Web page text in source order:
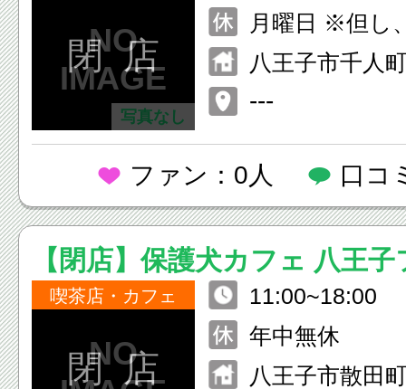
写真なし
閉 店
1:30 火~日 昼の部 11:30~1
4:00
月曜日 ※但し、月曜日が祝
日の場合は営
八王子市千人
---
ファン：0人 口コ
【閉店】保護犬カフェ 八王
教会店
喫茶店・カフェ
閉 店
11:00~18:00
年中無休
八王子市散田